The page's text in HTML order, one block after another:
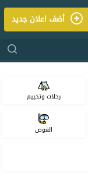
أضف اعلان جديد
رحلات وتخييم
الغوص